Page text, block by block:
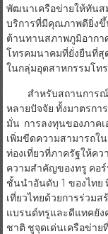
พัฒนาเครือข่ายให้ทันส
บริการที่มีคุณภาพดียิ่งขึ้
ต้านทานสภาพภูมิอากา
โทรคมนาคมที่ยั่งยืนที่สุ
ในกลุ่มอุตสาหกรรมโท
สำหรับสถานการณ์เ
หลายปัจจัย ทั้งมาตรกา
มั่น การลงทุนของภาค
เพิ่มขีดความสามารถใ
ท่องเที่ยวที่ภาครัฐให้ค
ความสำคัญของทรู คอ
ชั้นนำอันดับ 1 ของไทย
เที่ยวไทยด้วยการร่วม
แบรนด์ทรูและดีแทคยัง
ชาติ ชูจุดเด่นเครือข่า